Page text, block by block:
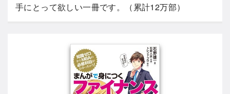
手にとって欲しい一冊です。（累計12万部）